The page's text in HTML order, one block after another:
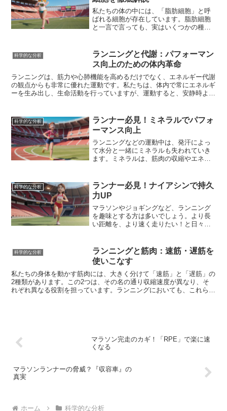
く、熱中症予防の観点からも非常に重要
です。暑熱順化が進んでいない状態で高
温下で走り続けると、体温調節機能がう
まく働かず、熱中症のリスクが高まって
くことができるようになります。また、
汗に含まれる塩分濃度も低くなるため、
体内の電解質バランスが保たれやすくな
るのもメリットです。さらに、心拍数の
低下や、皮膚の血流が増加することで、
体温上昇を抑えながら運動を続けること
私たちの体の中には、「脂肪細胞」と呼
ばれる細胞が存在しています。脂肪細胞
と一言で言っても、実はいくつかの種類
は、皮下や内臓周辺に蓄積し、エネルギ
ーを脂肪として蓄えるという重要な役割
を担っています。私たちが食事から摂取
したエネルギーのうち、使いきれなかっ
たエネルギーは中性脂肪に変換され、こ
の白色脂肪細胞に蓄えられます。そし
て利用されます。つまり、白色脂肪細胞
はエネルギーの貯蔵庫として、私たちの
生命維持に欠かせない役割を担っている
と言えるでしょう。
科学的な分析
ランニングと代謝：パフォーマン
ス向上のための体内革命
ランニングは、筋力や心肺機能を高めるだけでなく、エネルギー代謝
の観点からも非常に優れた運動です。私たちは、体内で常にエネルギ
ーを生み出し、生命活動を行っていますが、運動すると、安静時より
強度や時間、食事の内容などによって、これらのエネルギー源の利用
割合は変化します。例えば、短い距離を全力で走るような高強度運動
では、主に糖質がエネルギー源となります。一方、長距離をゆっくり
と走るような低強度運動では、脂質が主なエネルギー源となります。
効率的にエネルギーを生み出し、ランニングのパフォーマンスを向上
させるためには、自身の運動強度や目的に合わせたエネルギー補給が
科学的な分析
ランナー必見！ミネラルでパフォ
ーマンス向上
ランニングなどの運動中は、発汗によっ
て水分と一緒にミネラルも失われていき
ます。ミネラルは、筋肉の収縮やエネル
います。そのため、ミネラルが不足する
と、パフォーマンスの低下や疲労回復の
遅延、足がつりやすくなる、熱中症のリ
スクが高まるなど、ランナーにとって深
刻な影響を及ぼす可能性があります。ラ
ンナーは、日頃から食事やサプリメント
科学的な分析
ランナー必見！ナイアシンで持久
力UP
マラソンやジョギングなど、ランニング
を趣味とする方は多いでしょう。より長
い距離を、より速く走りたい！と日々ト
ーの皆さんにぜひ知っていただきたい栄
養素「ナイアシン」についてご紹介しま
す。ナイアシンは、ビタミンB群の一種
で、エネルギー代謝に深く関わる栄養素
です。ランナーにとって特に嬉しい効果
は、持久力の向上です。ナイアシンは、
期待できるため、筋肉への酸素供給をス
ムーズにし、パフォーマンス向上に貢献
上の走りを目指しましょう！
科学的な分析
ランニングと筋肉：速筋・遅筋を
使いこなす
私たちの身体を動かす筋肉には、大きく分けて「速筋」と「遅筋」の
2種類があります。この2つは、その名の通り収縮速度が異なり、そ
れぞれ異なる役割を担っています。ランニングにおいても、これらの
マラソン完走のカギ！「RPE」で楽に速
くなる
マラソンランナーの脅威？『収容車』の
真実
ホーム 科学的な分析